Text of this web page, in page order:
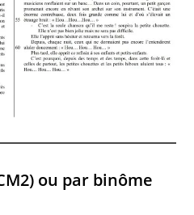
ou par binôme